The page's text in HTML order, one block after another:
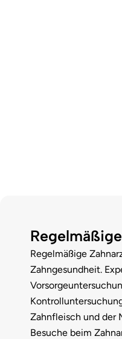
Regelmäßige
Zahngesundheit.
Zahnfleisch und der
Besuche beim